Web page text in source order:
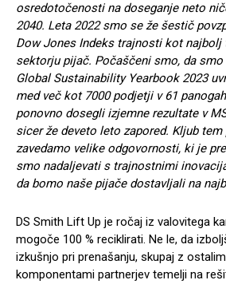
osredotočenosti na doseganje neto
2040. Leta 2022 smo se že šestič
Dow Jones Indeks trajnosti kot
sektorju pijač. Počaščeni smo, da smo
Global Sustainability Yearbook 2023
med več kot 7000 podjetji v 61
ponovno dosegli izjemne rezultate v
sicer že deveto leto zapored. Kljub tem
zavedamo velike odgovornosti, ki je
smo nadaljevati s trajnostnimi
da bomo naše pijače dostavljali na
DS Smith Lift Up je ročaj iz valovitega
mogoče 100 % reciklirati. Ne le, da
izkušnjo pri prenašanju, skupaj z
komponentami partnerjev temelji na